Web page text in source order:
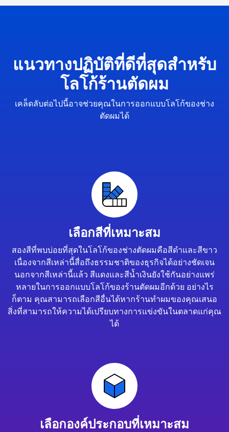
แนวทางปฏิบัติที่ดีที่สุดสำหรับ
โลโก้ร้านตัดผม
เคล็ดลับต่อไปนี้อาจช่วยคุณในการออกแบบโลโก้ของช่าง
ตัดผมได้
เลือกสีที่เหมาะสม
สองสีที่พบบ่อยที่สุดในโลโก้ของช่างตัดผมคือสีดำและสีขาว
เนื่องจากสีเหล่านี้สื่อถึงธรรมชาติของธุรกิจได้อย่างชัดเจน
นอกจากสีเหล่านี้แล้ว สีแดงและสีน้ำเงินยังใช้กันอย่างแพร่
หลายในการออกแบบโลโก้ของร้านตัดผมอีกด้วย อย่างไร
ก็ตาม คุณสามารถเลือกสีอื่นได้หากร้านทำผมของคุณเสนอ
สิ่งที่สามารถให้ความได้เปรียบทางการแข่งขันในตลาดแก่คุณ
ได้
เลือกองค์ประกอบที่เหมาะสม